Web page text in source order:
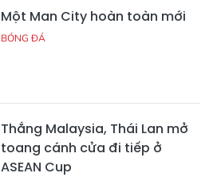
Một Man City hoàn toàn mới
BÓNG ĐÁ
Thắng Malaysia, Thái Lan mở
toang cánh cửa đi tiếp ở
ASEAN Cup